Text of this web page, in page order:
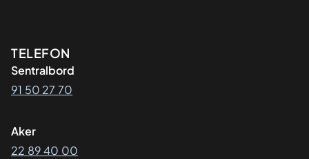
Kontaktinformasjon
TELEFON
Sentralbord
91 50 27 70
Aker
22 89 40 00